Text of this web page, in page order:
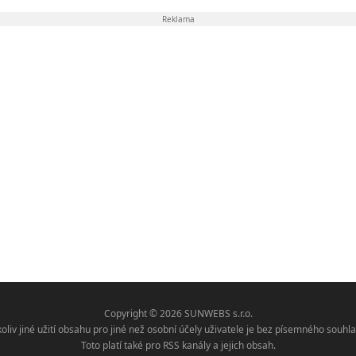
Reklama
Copyright © 2026 SUNWEBS s.r.o.
jiné užití obsahu pro jiné než osobní účely uživatele je bez písemného
Toto platí také pro RSS kanály a jejich obsah.